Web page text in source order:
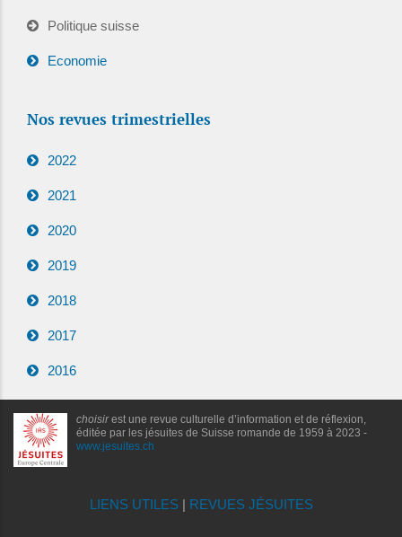
Politique suisse
Economie
Nos revues trimestrielles
2022
2021
2020
2019
2018
2017
2016
choisirest une revue culturelle d’information et de réflexion,
éditée par les jésuites de Suisse romande de 1959 à 2023 -
www.jesuites.ch
LIENS UTILES| REVUES JÉSUITES